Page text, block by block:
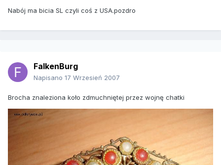
Nabój ma bicia SL czyli coś z USA.pozdro
FalkenBurg
Napisano 17 Wrzesień 2007
Brocha znaleziona koło zdmuchniętej przez wojnę chatki